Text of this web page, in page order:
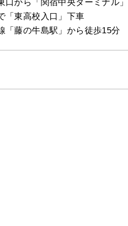
口から「関宿中央ターミナル
「東高校入口」下車
「藤の牛島駅」から徒歩15分